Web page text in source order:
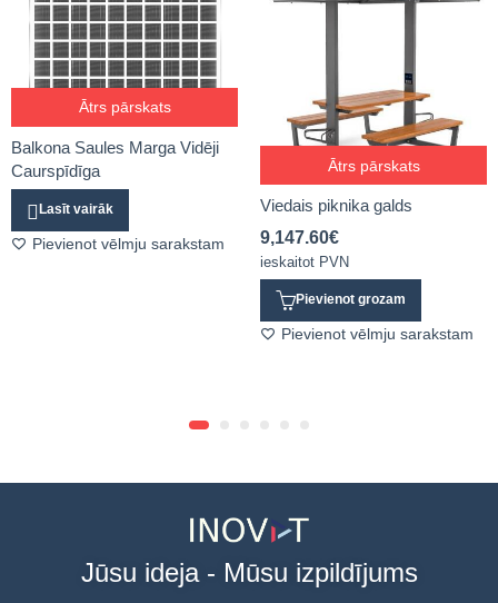
Ātrs pārskats
Balkona Saules Marga Vidēji
Caurspīdīga
Lasīt vairāk
Pievienot vēlmju sarakstam
Ātrs pārskats
Viedais piknika galds
9,147.60€
ieskaitot PVN
Pievienot grozam
Pievienot vēlmju sarakstam
Jūsu ideja - Mūsu izpildījums